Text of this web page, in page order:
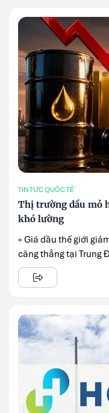
TIN TỨC QUỐC TẾ
Thị trường dầu mỏ
khó lường
» Giá dầu thế giới
căng thẳng tại Trung